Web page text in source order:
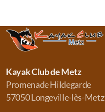
Kayak Club de Metz
Promenade Hildegarde
57050 Longeville-lès-Metz